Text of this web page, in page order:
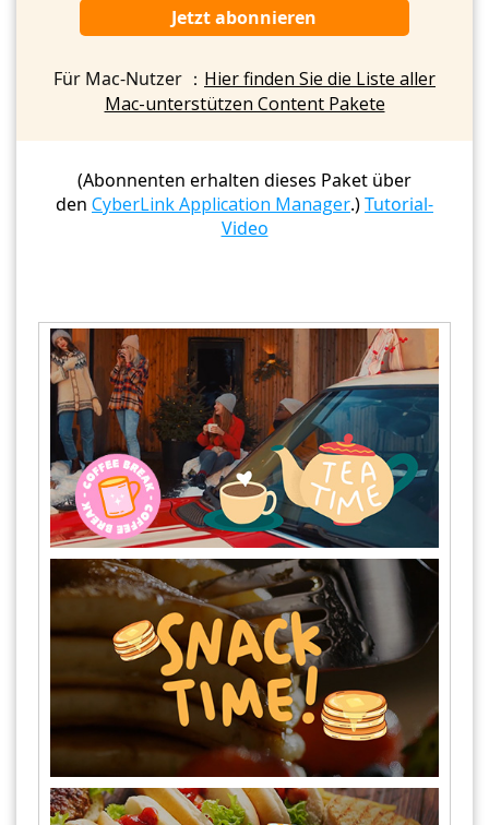
Jetzt abonnieren
Für Mac-Nutzer ： Hier finden Sie die Liste aller
Mac-unterstützen Content Pakete
(Abonnenten erhalten dieses Paket über
den CyberLink Application Manager.)Tutorial-
Video